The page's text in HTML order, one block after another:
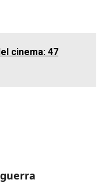
cinema: 47